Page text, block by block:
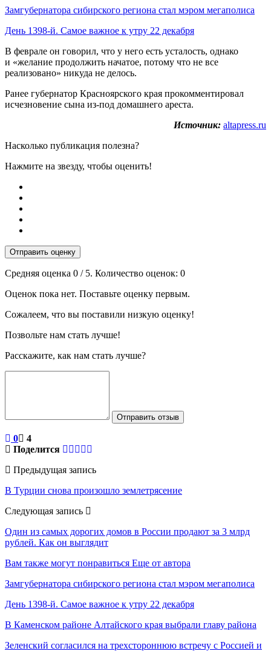
Замгубернатора сибирского региона стал мэром мегаполиса
День 1398-й. Самое важное к утру 22 декабря
В феврале он говорил, что у него есть усталость, однако
и «желание продолжить начатое, потому что не все
реализовано» никуда не делось.
Ранее губернатор Красноярского края прокомментировал
исчезновение сына из-под домашнего ареста.
Источник: altapress.ru
Насколько публикация полезна?
Нажмите на звезду, чтобы оценить!
Отправить оценку
Средняя оценка 0 / 5. Количество оценок: 0
Оценок пока нет. Поставьте оценку первым.
Сожалеем, что вы поставили низкую оценку!
Позвольте нам стать лучше!
Расскажите, как нам стать лучше?
Отправить отзыв
0
4
Поделится
Предыдущая запись
В Турции снова произошло землетрясение
Следующая запись
Один из самых дорогих домов в России продают за 3 млрд
рублей. Как он выглядит
Вам также могут понравиться Еще от автора
Замгубернатора сибирского региона стал мэром мегаполиса
День 1398-й. Самое важное к утру 22 декабря
В Каменском районе Алтайского края выбрали главу района
Зеленский согласился на трехстороннюю встречу с Россией и